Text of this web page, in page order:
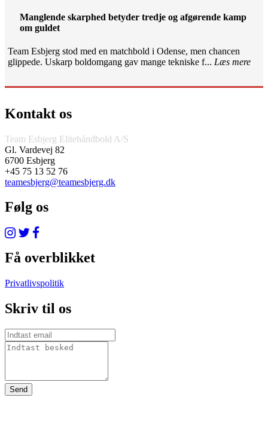
Manglende skarphed betyder tredje og afgørende kamp
om guldet
Team Esbjerg stod med en matchbold i Odense, men chancen
glippede. Uskarp boldomgang gav mange tekniske f... Læs mere
Kontakt os
Team Esbjerg Elitehåndbold A/S
Gl. Vardevej 82
6700 Esbjerg
+45 75 13 52 76
teamesbjerg@teamesbjerg.dk
Følg os
Få overblikket
Privatlivspolitik
Skriv til os